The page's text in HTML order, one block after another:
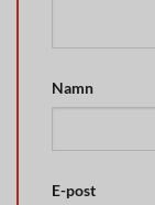
Namn
E-post